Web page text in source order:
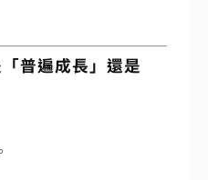
普遍成長」還是